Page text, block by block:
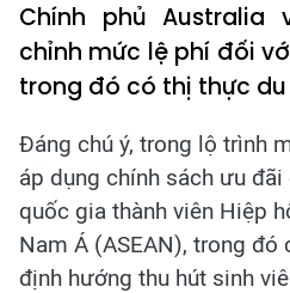
Chính phủ
chỉnh mức lệ phí đối
trong đó có thị thực du
Đáng chú ý, trong lộ trình
áp dụng chính sách ưu
quốc gia thành viên Hiệp
Nam Á (ASEAN), trong đó
định hướng thu hút sinh